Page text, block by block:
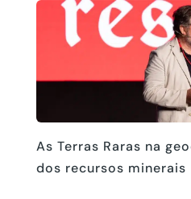
As Terras Raras na
dos recursos minerais